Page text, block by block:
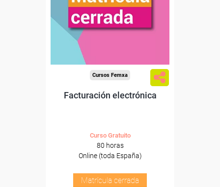
Cursos Femxa
Facturación electrónica
Curso Gratuito
80 horas
Online (toda España)
Matrícula cerrada